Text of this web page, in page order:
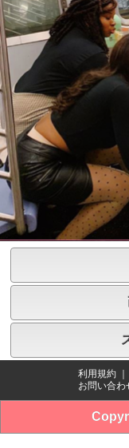
利用規約 ｜
お問い合わ